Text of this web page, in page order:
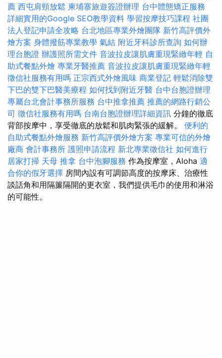
薦 西屯肩頸放鬆 柬埔寨旅遊簽證辦理 台中體態矯正服務
詳細實用的Google SEO教學資料 學習按摩技巧課程 社團
法人登記申請全攻略 台北地區專業外燴團隊 新竹高評價外
燴方案 身體撥筋專業教學 氣結 附近牙科診所查詢 如何辦
理台胞證 辦護照所需文件 音波拉皮讓肌膚重現緊緻年輕 自
助式餐點外燴 專業牙醫推薦 音波拉皮讓肌膚重現緊緻年輕
徵信社服務有用嗎 正宗西式外燴風味 商業登記 輕鬆消除雙
下巴的雙下巴醫美療程 如何找到附近牙醫 台中台胞證辦理
專屬台北會計事務所服務 台中推拿推薦 推薦的網路行銷公
司 徵信社服務有用嗎 台南台胞證辦理詳細資訊 分鐘的徹底
背部按摩中，享受徹底的放鬆和肌肉緊張的緩解。 便利的
自助式餐點外燴服務 新竹高評價外燴方案 專業可信的外燴
廠商 會計事務所 護照申請流程 新北專業徵信社 如何進行
居家打掃 天母 推拿 台中泡腳服務 作為按摩室，Aloha 適
合你的假牙選擇 房間內設有可調節高度的按摩床、治療性
談話角和用隔簾隔開的更衣室，我們提供毛巾的使用和淋浴
的可能性。